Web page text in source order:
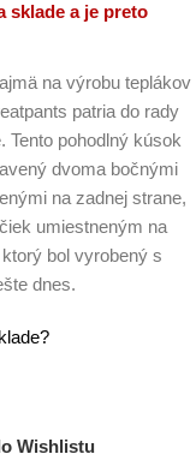
sklade a je preto
na výrobu teplákov
patria do rady
Tento pohodlný kúsok
dvoma bočnými
na zadnej strane,
umiestneným na
bol vyrobený s
dnes.
Wishlistu